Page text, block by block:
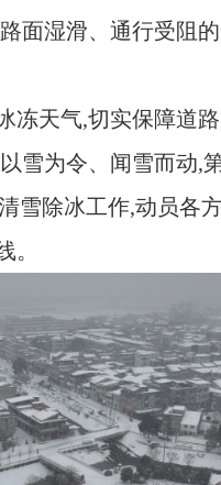
面湿滑、通行受阻
冻天气,切实保障道
雪为令、闻雪而动,
雪除冰工作,动员各
。